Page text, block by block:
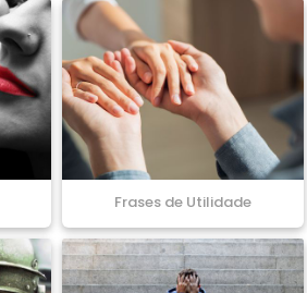
Frases de Utilidade